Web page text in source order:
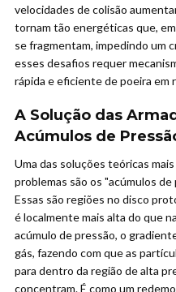
velocidades de colisão
tornam tão energéticas que,
se fragmentam, impedindo um
esses desafios requer
rápida e eficiente de poeira em
A Solução das
Acúmulos de
Uma das soluções teóricas
problemas são os "acúmulos de
Essas são regiões no disco
é localmente mais alta do que
acúmulo de pressão, o
gás, fazendo com que as
para dentro da região de alta
concentram. É como um